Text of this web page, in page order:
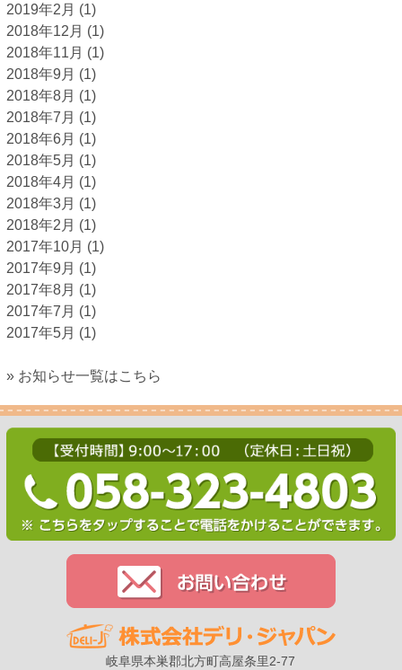
2019年2月 (1)
2018年12月 (1)
2018年11月 (1)
2018年9月 (1)
2018年8月 (1)
2018年7月 (1)
2018年6月 (1)
2018年5月 (1)
2018年4月 (1)
2018年3月 (1)
2018年2月 (1)
2017年10月 (1)
2017年9月 (1)
2017年8月 (1)
2017年7月 (1)
2017年5月 (1)
» お知らせ一覧はこちら
岐阜県本巣郡北方町高屋条里2-77